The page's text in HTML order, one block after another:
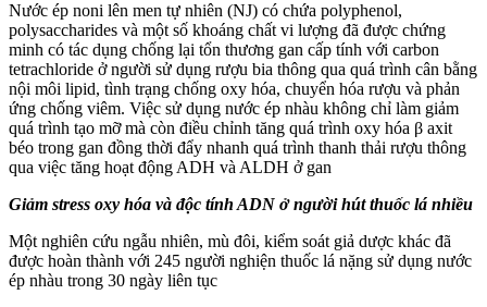
Nước ép noni lên men tự nhiên (NJ) có chứa polyphenol,
polysaccharides và một số khoáng chất vi lượng đã được chứng
minh có tác dụng chống lại tổn thương gan cấp tính với carbon
tetrachloride ở người sử dụng rượu bia thông qua quá trình cân bằng
nội môi lipid, tình trạng chống oxy hóa, chuyển hóa rượu và phản
ứng chống viêm. Việc sử dụng nước ép nhàu không chỉ làm giảm
quá trình tạo mỡ mà còn điều chỉnh tăng quá trình oxy hóa β axit
béo trong gan đồng thời đẩy nhanh quá trình thanh thải rượu thông
qua việc tăng hoạt động ADH và ALDH ở gan
Giảm stress oxy hóa và độc tính ADN ở người hút thuốc lá nhiều
Một nghiên cứu ngẫu nhiên, mù đôi, kiểm soát giả dược khác đã
được hoàn thành với 245 người nghiện thuốc lá nặng sử dụng nước
ép nhàu trong 30 ngày liên tục